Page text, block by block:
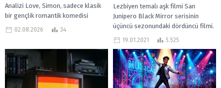
Analizi Love, Simon, sadece klasik
bir gençlik romantik komedisi
olmanın...
02.08.2026 34
Lezbiyen temalı aşk filmi San
Junipero Black Mirror serisinin
üçüncü sezonundaki dördüncü filmi.
Aslında film değil ama film tadında
19.01.2021 5.525